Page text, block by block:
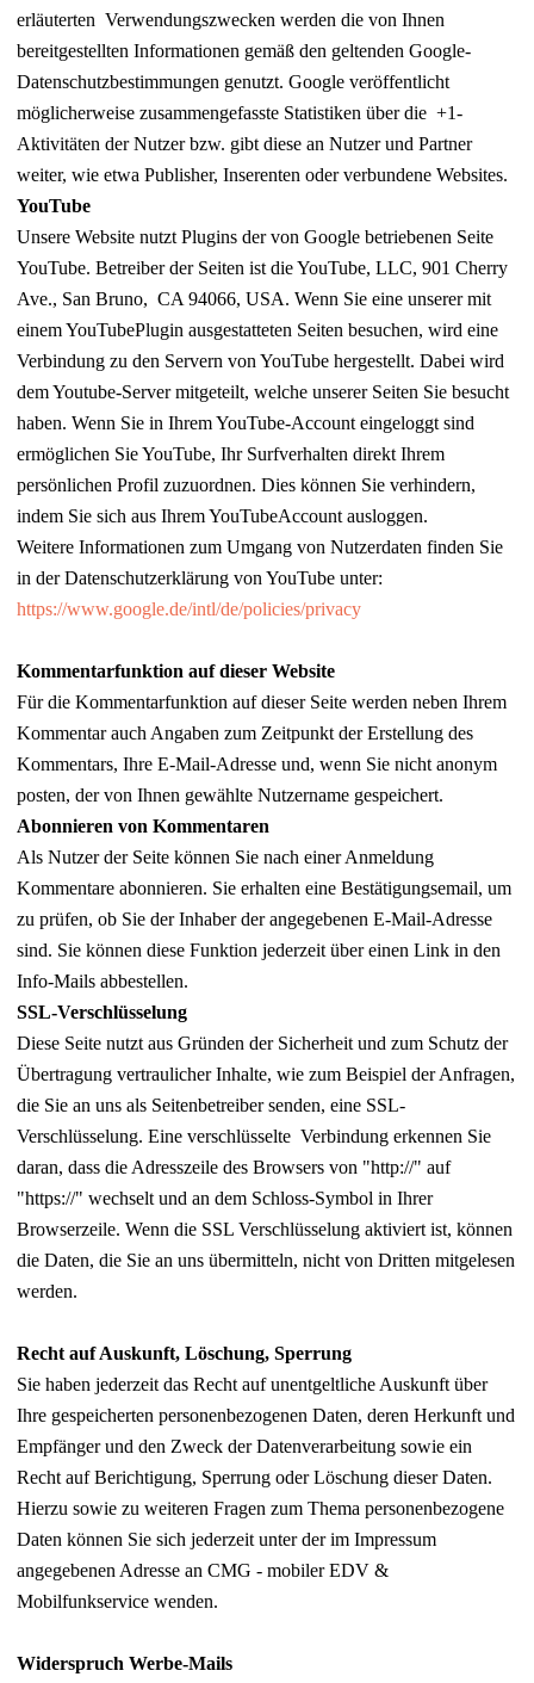
erläuterten Verwendungszwecken werden die von Ihnen
bereitgestellten Informationen gemäß den geltenden Google-
Datenschutzbestimmungen genutzt. Google veröffentlicht
möglicherweise zusammengefasste Statistiken über die +1-
Aktivitäten der Nutzer bzw. gibt diese an Nutzer und Partner
weiter, wie etwa Publisher, Inserenten oder verbundene Websites.
YouTube
Unsere Website nutzt Plugins der von Google betriebenen Seite
YouTube. Betreiber der Seiten ist die YouTube, LLC, 901 Cherry
Ave., San Bruno, CA 94066, USA. Wenn Sie eine unserer mit
einem YouTubePlugin ausgestatteten Seiten besuchen, wird eine
Verbindung zu den Servern von YouTube hergestellt. Dabei wird
dem Youtube-Server mitgeteilt, welche unserer Seiten Sie besucht
haben. Wenn Sie in Ihrem YouTube-Account eingeloggt sind
ermöglichen Sie YouTube, Ihr Surfverhalten direkt Ihrem
persönlichen Profil zuzuordnen. Dies können Sie verhindern,
indem Sie sich aus Ihrem YouTubeAccount ausloggen.
Weitere Informationen zum Umgang von Nutzerdaten finden Sie
in der Datenschutzerklärung von YouTube unter:
https://www.google.de/intl/de/policies/privacy
Kommentarfunktion auf dieser Website
Für die Kommentarfunktion auf dieser Seite werden neben Ihrem
Kommentar auch Angaben zum Zeitpunkt der Erstellung des
Kommentars, Ihre E-Mail-Adresse und, wenn Sie nicht anonym
posten, der von Ihnen gewählte Nutzername gespeichert.
Abonnieren von Kommentaren
Als Nutzer der Seite können Sie nach einer Anmeldung
Kommentare abonnieren. Sie erhalten eine Bestätigungsemail, um
zu prüfen, ob Sie der Inhaber der angegebenen E-Mail-Adresse
sind. Sie können diese Funktion jederzeit über einen Link in den
Info-Mails abbestellen.
SSL-Verschlüsselung
Diese Seite nutzt aus Gründen der Sicherheit und zum Schutz der
Übertragung vertraulicher Inhalte, wie zum Beispiel der Anfragen,
die Sie an uns als Seitenbetreiber senden, eine SSL-
Verschlüsselung. Eine verschlüsselte Verbindung erkennen Sie
daran, dass die Adresszeile des Browsers von "http://" auf
"https://" wechselt und an dem Schloss-Symbol in Ihrer
Browserzeile. Wenn die SSL Verschlüsselung aktiviert ist, können
die Daten, die Sie an uns übermitteln, nicht von Dritten mitgelesen
werden.
Recht auf Auskunft, Löschung, Sperrung
Sie haben jederzeit das Recht auf unentgeltliche Auskunft über
Ihre gespeicherten personenbezogenen Daten, deren Herkunft und
Empfänger und den Zweck der Datenverarbeitung sowie ein
Recht auf Berichtigung, Sperrung oder Löschung dieser Daten.
Hierzu sowie zu weiteren Fragen zum Thema personenbezogene
Daten können Sie sich jederzeit unter der im Impressum
angegebenen Adresse an CMG - mobiler EDV &
Mobilfunkservice wenden.
Widerspruch Werbe-Mails